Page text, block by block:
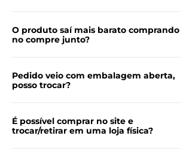
O produto saí mais barato comprando
no compre junto?
Pedido veio com embalagem aberta,
posso trocar?
É possível comprar no site e
trocar/retirar em uma loja física?